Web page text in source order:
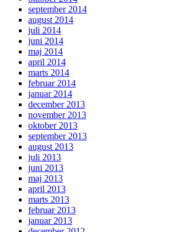
september 2014
august 2014
juli 2014
juni 2014
maj 2014
april 2014
marts 2014
februar 2014
januar 2014
december 2013
november 2013
oktober 2013
september 2013
august 2013
juli 2013
juni 2013
maj 2013
april 2013
marts 2013
februar 2013
januar 2013